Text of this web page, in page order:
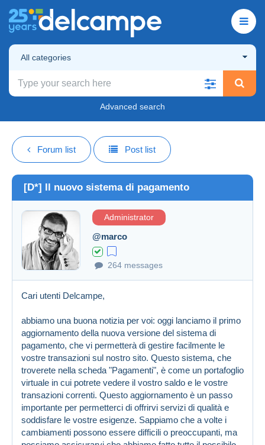
All categories
Advanced search
Forum list Post list
[D*] Il nuovo sistema di pagamento
Administrator
@marco
264 messages
Cari utenti Delcampe,
abbiamo una buona notizia per voi: oggi lanciamo il primo
aggiornamento della nuova versione del sistema di
pagamento, che vi permetterà di gestire facilmente le
vostre transazioni sul nostro sito. Questo sistema, che
troverete nella scheda "Pagamenti", è come un portafoglio
virtuale in cui potrete vedere il vostro saldo e le vostre
transazioni correnti. Questo aggiornamento è un passo
importante per permetterci di offrirvi servizi di qualità e
soddisfare le vostre esigenze. Sappiamo che a volte i
cambiamenti possono essere difficili o preoccupanti, ma